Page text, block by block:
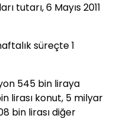
tutarı, 6 Mayıs 2011
süreçte 1
545 bin liraya
lirası konut, 5 milyar
bin lirası diğer